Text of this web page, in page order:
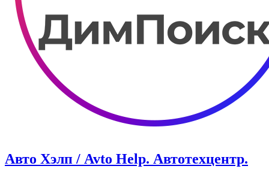
Авто Хэлп / Avto Help. Автотехцентр.